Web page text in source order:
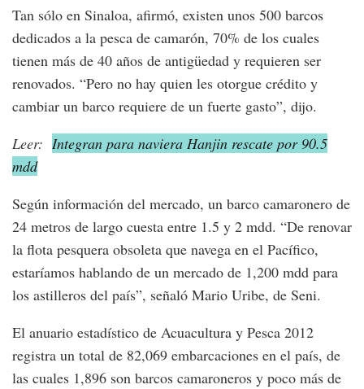
Tan sólo en Sinaloa, afirmó, existen unos 500 barcos
dedicados a la pesca de camarón, 70% de los cuales
tienen más de 40 años de antigüedad y requieren ser
renovados. “Pero no hay quien les otorgue crédito y
cambiar un barco requiere de un fuerte gasto”, dijo.
Leer: Integran para naviera Hanjin rescate por 90.5
mdd
Según información del mercado, un barco camaronero de
24 metros de largo cuesta entre 1.5 y 2 mdd. “De renovar
la flota pesquera obsoleta que navega en el Pacífico,
estaríamos hablando de un mercado de 1,200 mdd para
los astilleros del país”, señaló Mario Uribe, de Seni.
El anuario estadístico de Acuacultura y Pesca 2012
registra un total de 82,069 embarcaciones en el país, de
las cuales 1,896 son barcos camaroneros y poco más de